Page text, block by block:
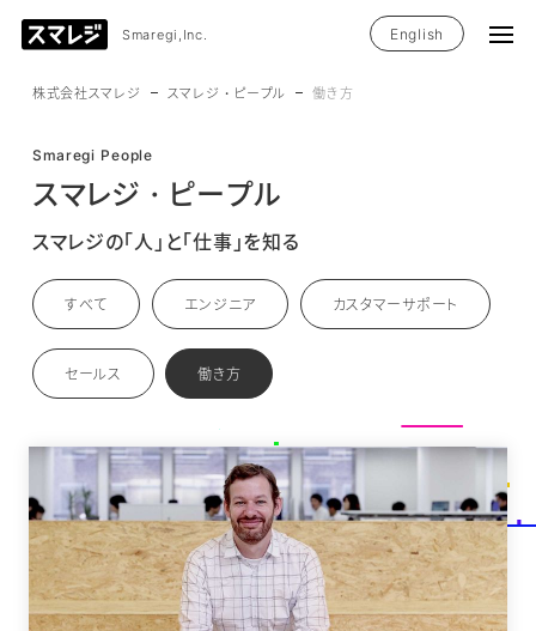
Smaregi,Inc. English
株式会社スマレジ スマレジ・ピープル 働き方
Smaregi People
スマレジ・ピープル
スマレジの「人」と「仕事」を知る
すべて エンジニア カスタマーサポート
セールス 働き方